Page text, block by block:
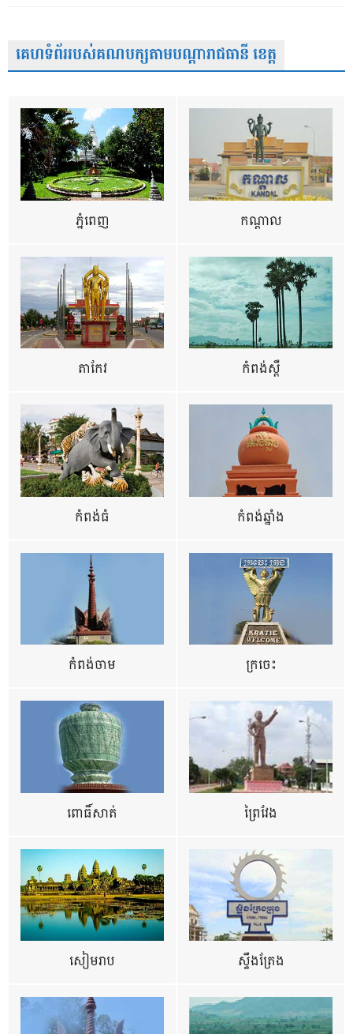
គេហទំព័ររបស់គណបក្សតាមបណ្តារាជធានី ខេត្ត
ភ្នំពេញ កណ្តាល
តាកែវ កំពង់ស្ពឺ
កំពង់ធំ កំពង់ឆ្នាំង
កំពង់ចាម ក្រចេះ
ពោធិ៍សាត់ ព្រៃវែង
សៀមរាប ស្ទឹងត្រែង